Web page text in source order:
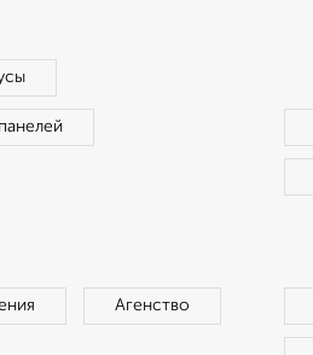
Агенство